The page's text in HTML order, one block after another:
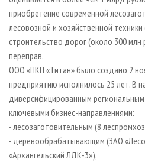
приобретение современной
лесовозной и хозяйственной
строительство дорог (около 300
переправ.
ООО «ПКП «Титан» было создано 2
предприятию исполнилось 25 лет. В
диверсифицированным
ключевыми бизнес-направлениями:
- лесозаготовительным (8
- деревообрабатывающим (ЗАО
«Архангельский ЛДК-3»),